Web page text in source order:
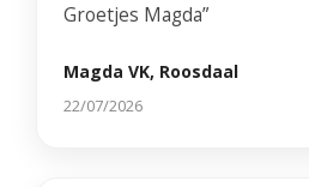
Groetjes Magda”
Magda VK, Roosdaal
22/07/2026